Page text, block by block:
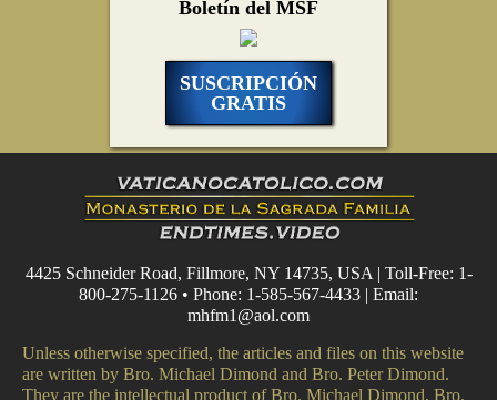
Boletín del MSF
SUSCRIPCIÓN
GRATIS
4425 Schneider Road, Fillmore, NY 14735, USA | Toll-Free: 1-
800-275-1126 • Phone: 1-585-567-4433 | Email:
mhfm1@aol.com
Unless otherwise specified, the articles and files on this website
are written by Bro. Michael Dimond and Bro. Peter Dimond.
They are the intellectual product of Bro. Michael Dimond, Bro.